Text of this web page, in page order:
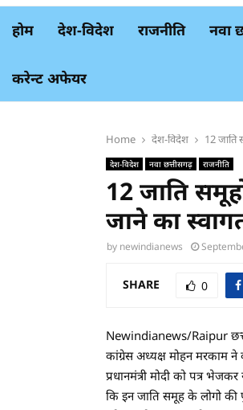
होम देश-विदेश राजनीति नवा
करेन्ट अफेयर
Home देश-विदेश 12 जाति
देश-विदेश नवा छत्तीसगढ़ राजनीति
12 जाति
जाने का
by newindianews
SHARE 0
Newindianews/Raipur
कांग्रेस अध्यक्ष मोहन मरकाम
प्रधानमंत्री मोदी को पत्र
कि इन जाति समूह के लोगो की